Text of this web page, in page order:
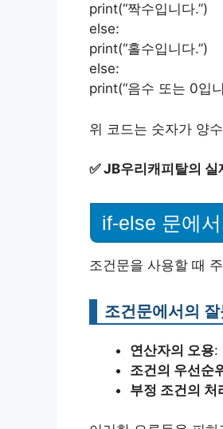
print(“짝수입니다.”)
else:
print(“홀수입니다.”)
else:
print(“음수 또는 0입
위 코드는 숫자가 양
✅JB우리캐피탈의 실
if-else 문에
조건문을 사용할 때
조건문에서의
연산자의 오용:
조건의 우선순
부정 조건의 처